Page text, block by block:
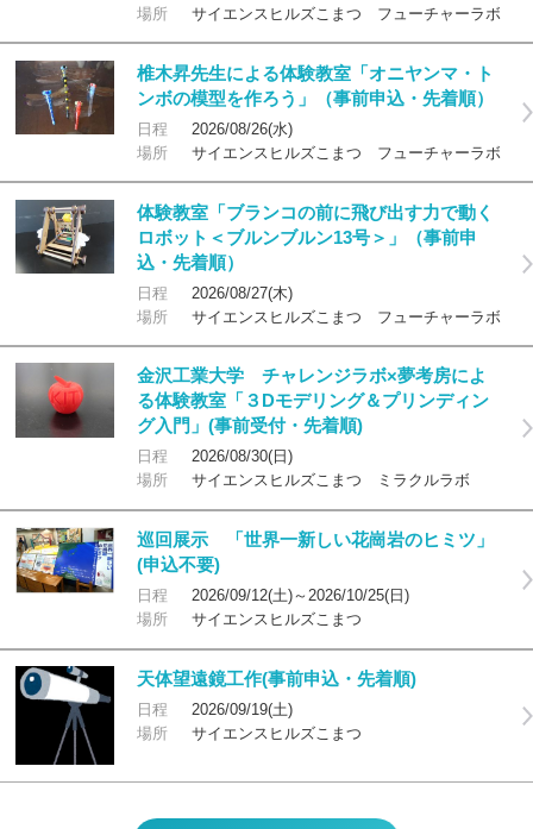
場所
サイエンスヒルズこまつ フューチャーラボ
椎木昇先生による体験教室「オニヤンマ・ト
ンボの模型を作ろう」（事前申込・先着順）
日程
2026/08/26(水)
場所
サイエンスヒルズこまつ フューチャーラボ
体験教室「ブランコの前に飛び出す力で動く
ロボット＜ブルンブルン13号＞」（事前申
込・先着順）
日程
2026/08/27(木)
場所
サイエンスヒルズこまつ フューチャーラボ
金沢工業大学 チャレンジラボ×夢考房によ
る体験教室「３Dモデリング＆プリンディン
グ入門」(事前受付・先着順)
日程
2026/08/30(日)
場所
サイエンスヒルズこまつ ミラクルラボ
巡回展示 「世界一新しい花崗岩のヒミツ」
(申込不要)
日程
2026/09/12(土)～2026/10/25(日)
場所
サイエンスヒルズこまつ
天体望遠鏡工作(事前申込・先着順)
日程
2026/09/19(土)
場所
サイエンスヒルズこまつ